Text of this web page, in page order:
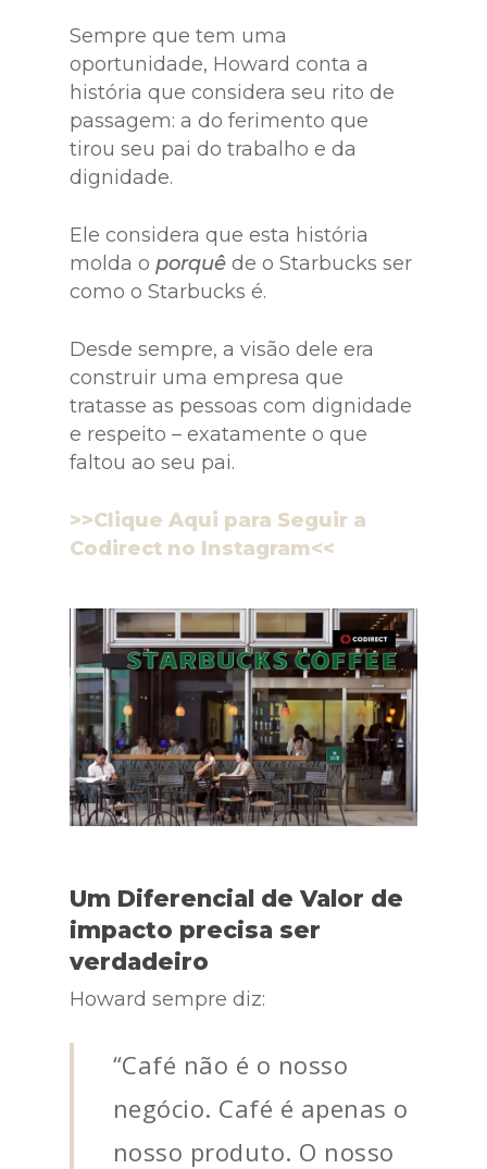
Sempre que tem uma
oportunidade, Howard conta a
história que considera seu rito de
passagem: a do ferimento que
tirou seu pai do trabalho e da
dignidade.
Ele considera que esta história
molda o porquê de o Starbucks ser
como o Starbucks é.
Desde sempre, a visão dele era
construir uma empresa que
tratasse as pessoas com dignidade
e respeito – exatamente o que
faltou ao seu pai.
>>Clique Aqui para Seguir a
Codirect no Instagram<<
Um Diferencial de Valor de
impacto precisa ser
verdadeiro
Howard sempre diz:
“Café não é o nosso
negócio. Café é apenas o
nosso produto. O nosso